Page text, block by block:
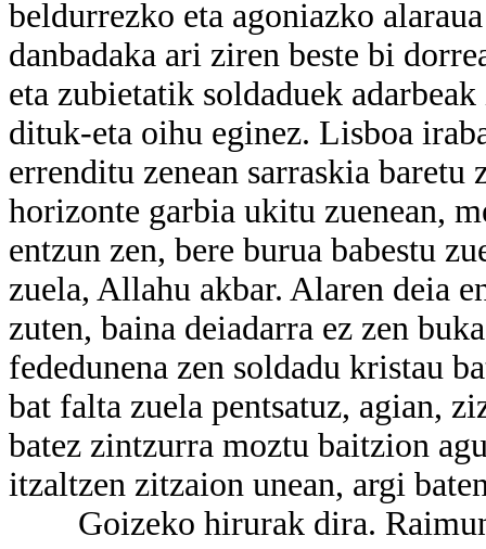
beldurrezko eta agoniazko
danbadaka ari ziren beste bi
eta zubietatik soldaduek
dituk-eta oihu eginez. Lisboa
errenditu zenean sarraskia
horizonte garbia ukitu zuenean,
entzun zen, bere burua babestu
zuela, Allahu akbar. Alaren deia
zuten, baina deiadarra ez zen
fededunena zen soldadu kristau
bat falta zuela pentsatuz, agian,
batez zintzurra moztu baitzion
itzaltzen zitzaion unean, argi
Goizeko hirurak dira.